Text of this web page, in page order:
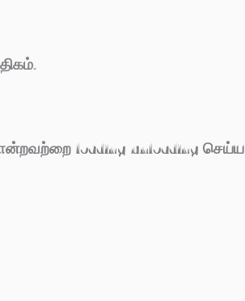
loading/unloading செய்ய